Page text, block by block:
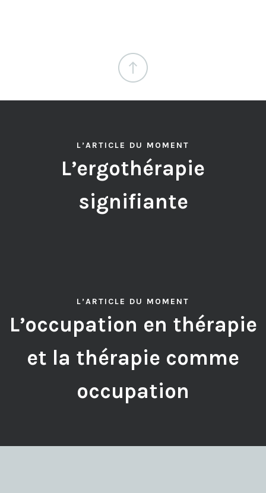
L’ARTICLE DU MOMENT
L’ergothérapie
signifiante
L’ARTICLE DU MOMENT
L’occupation en thérapie
et la thérapie comme
occupation